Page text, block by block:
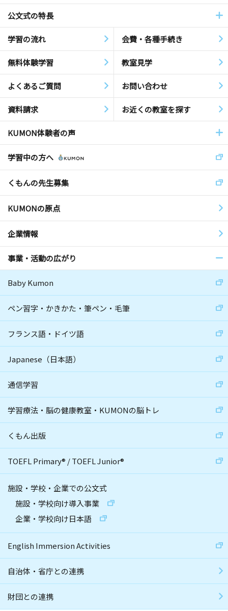
公文式の特長
学習の流れ 会費・各種手続き
無料体験学習 教室見学
よくあるご質問 お問い合わせ
資料請求 お近くの教室を探す
KUMON体験者の声
学習中の方へ
くもんの先生募集
KUMONの原点
企業情報
事業・活動の広がり
Baby Kumon
ペン習字・かきかた・筆ペン・毛筆
フランス語・ドイツ語
Japanese（日本語）
通信学習
学習療法・脳の健康教室・KUMONの脳トレ
くもん出版
TOEFL Primary® /TOEFL Junior®
施設・学校・企業での公文式
施設・学校向け導入事業
企業・学校向け日本語
English Immersion Activities
自治体・省庁との連携
財団との連携